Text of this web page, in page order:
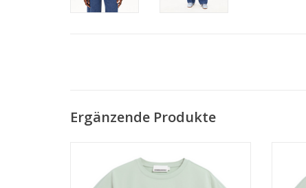
Ergänzende Produkte
• Lockere Passform